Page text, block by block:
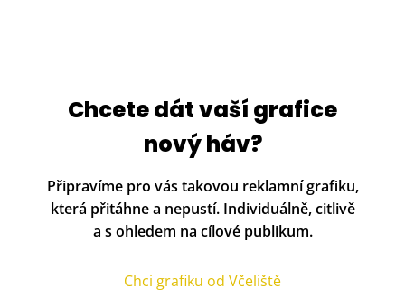
Chcete dát vaší grafice
nový háv?
Připravíme pro vás takovou reklamní grafiku,
která přitáhne a nepustí. Individuálně, citlivě
a s ohledem na cílové publikum.
Chci grafiku od Včeliště